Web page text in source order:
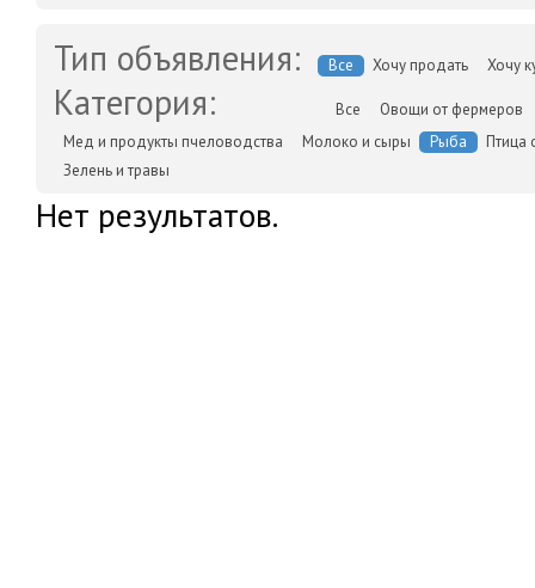
Тип объявления: Все Хочу продать Хочу
Категория: Все
Овощи от фермеров
Мед и продукты пчеловодства
Молоко и сыры Рыба
Птица
Зелень и травы
Нет результатов.